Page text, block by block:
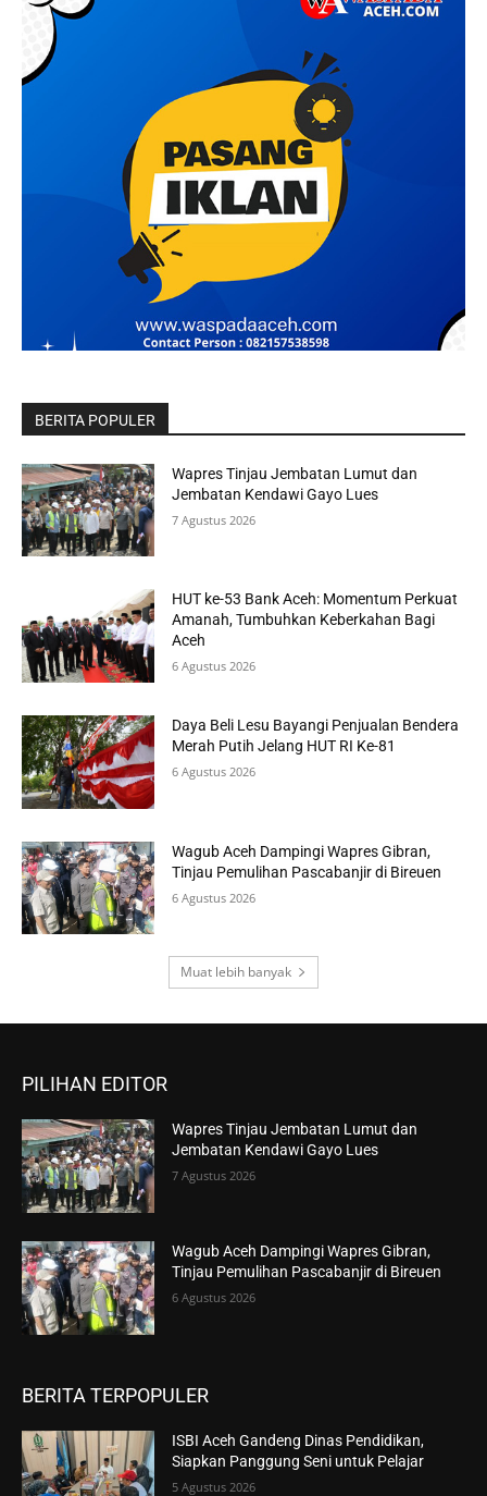
BERITA POPULER
Wapres Tinjau Jembatan Lumut dan
Jembatan Kendawi Gayo Lues
7 Agustus 2026
HUT ke-53 Bank Aceh: Momentum Perkuat
Amanah, Tumbuhkan Keberkahan Bagi
Aceh
6 Agustus 2026
Daya Beli Lesu Bayangi Penjualan Bendera
Merah Putih Jelang HUT RI Ke-81
6 Agustus 2026
Wagub Aceh Dampingi Wapres Gibran,
Tinjau Pemulihan Pascabanjir di Bireuen
6 Agustus 2026
Muat lebih banyak
PILIHAN EDITOR
Wapres Tinjau Jembatan Lumut dan
Jembatan Kendawi Gayo Lues
7 Agustus 2026
Wagub Aceh Dampingi Wapres Gibran,
Tinjau Pemulihan Pascabanjir di Bireuen
6 Agustus 2026
BERITA TERPOPULER
ISBI Aceh Gandeng Dinas Pendidikan,
Siapkan Panggung Seni untuk Pelajar
5 Agustus 2026